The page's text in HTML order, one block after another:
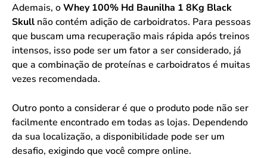
Ademais, oWhey 100% Hd Baunilha 1 8Kg Black
Skull não contém adição de carboidratos. Para pessoas
que buscam uma recuperação mais rápida após treinos
intensos, isso pode ser um fator a ser considerado, já
que a combinação de proteínas e carboidratos é muitas
vezes recomendada.
Outro ponto a considerar é que o produto pode não ser
facilmente encontrado em todas as lojas. Dependendo
da sua localização, a disponibilidade pode ser um
desafio, exigindo que você compre online.